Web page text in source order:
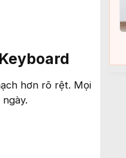
hơn rõ rệt. Mọi